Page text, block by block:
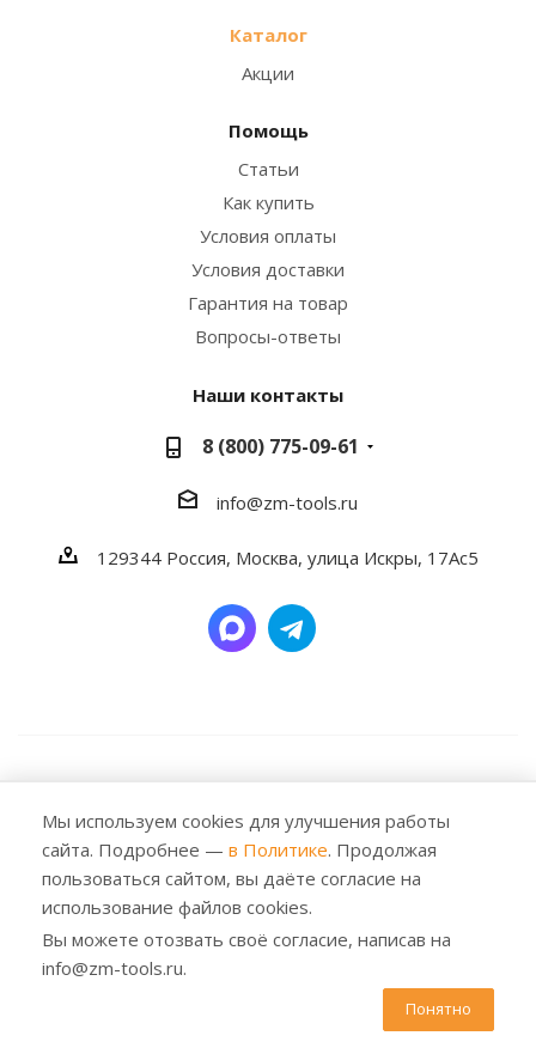
Каталог
Акции
Помощь
Статьи
Как купить
Условия оплаты
Условия доставки
Гарантия на товар
Вопросы-ответы
Наши контакты
8 (800) 775-09-61
info@zm-tools.ru
129344 Россия, Москва, улица Искры, 17Ас5
Все права защищены. Любое использование либо
копирование материалов или подборки материалов
сайта, элементов дизайна и оформления допускается
лишь с разрешения правообладателя и только со
ссылкой на источник: https://zm-tools.ru
Мы используем cookies для улучшения работы
сайта. Подробнее — в Политике. Продолжая
пользоваться сайтом, вы даёте согласие на
использование файлов cookies.
Вы можете отозвать своё согласие, написав на
info@zm-tools.ru.
Понятно